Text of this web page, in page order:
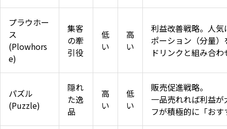
プラウホー
ス
(Plowhors
e)
集客
の牽
引役
低
い
高
い
利益改善戦略。人
ポーション（分量
ドリンクと組み合
パズル
(Puzzle)
隠れ
た逸
品
高
い
低
い
販売促進戦略。
一品売れれば利益
フが積極的に「お